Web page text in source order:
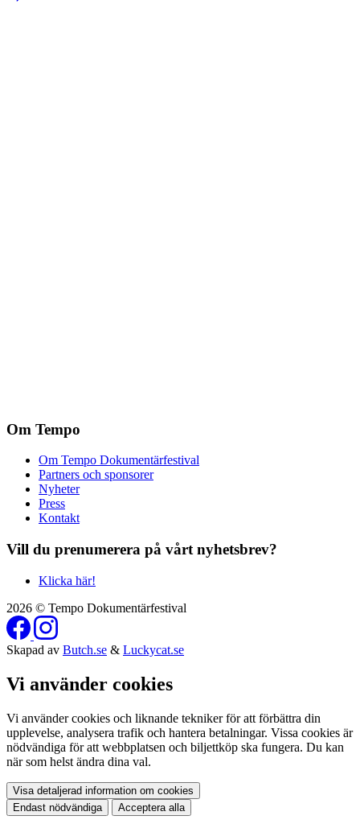
Om Tempo
Om Tempo Dokumentärfestival
Partners och sponsorer
Nyheter
Press
Kontakt
Vill du prenumerera på vårt nyhetsbrev?
Klicka här!
2026 © Tempo Dokumentärfestival
Skapad av Butch.se & Luckycat.se
Vi använder cookies
Vi använder cookies och liknande tekniker för att förbättra din
upplevelse, analysera trafik och hantera betalningar. Vissa cookies är
nödvändiga för att webbplatsen och biljettköp ska fungera. Du kan
när som helst ändra dina val.
Visa detaljerad information om cookies
Endast nödvändiga
Acceptera alla